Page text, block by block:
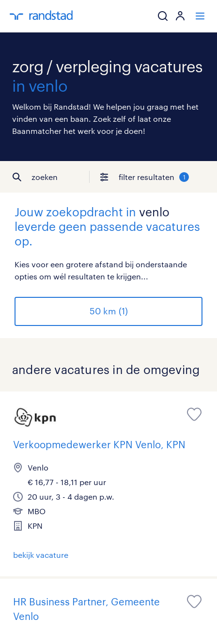
mijn carrière
over randstad
zorg / verpleging vacatures
in venlo
Welkom bij Randstad! We helpen jou graag met het
vinden van een baan. Zoek zelf of laat onze
Baanmatcher het werk voor je doen!
zoeken filter resultaten 1
Jouw zoekopdracht in venlo
leverde geen passende vacatures
op.
Kies voor een grotere afstand bij onderstaande
opties om wél resultaten te krijgen...
50 km (1)
andere vacatures in de omgeving
Verkoopmedewerker KPN Venlo, KPN
Venlo
€ 16,77 - 18,11 per uur
20 uur, 3 - 4 dagen p.w.
MBO
KPN
bekijk vacature
HR Business Partner, Gemeente
Venlo